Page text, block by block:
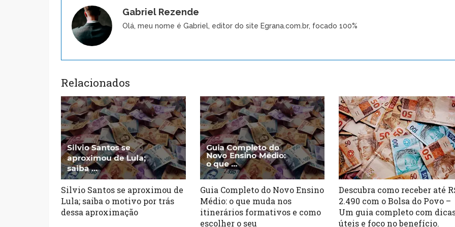
Gabriel Rezende
Olá, meu nome é Gabriel, editor do site Egrana.com.br, focado 100%
Relacionados
Silvio Santos se aproximou de
Lula; saiba o motivo por trás
dessa aproximação
Guia Completo do Novo Ensino
Médio: o que muda nos
itinerários formativos e como
escolher o seu
Descubra como receber até
2.490 com o Bolsa do Povo –
Um guia completo com
úteis e foco no benefício.